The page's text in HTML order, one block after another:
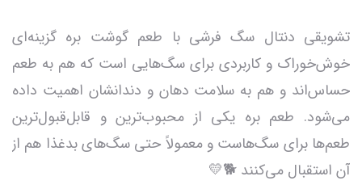
تشویقی دنتال سگ فرشی با طعم گوشت بره گزینه‌ای
خوش‌خوراک و کاربردی برای سگ‌هایی است که هم به طعم
حساس‌اند و هم به سلامت دهان و دندانشان اهمیت داده
می‌شود. طعم بره یکی از محبوب‌ترین و قابل‌قبول‌ترین
طعم‌ها برای سگ‌هاست و معمولاً حتی سگ‌های بدغذا هم از
آن استقبال می‌کنند 🐕💛